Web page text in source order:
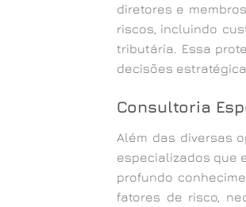
diretores e
riscos, incluindo
tributária. Essa
decisões
Consultoria
Além das diversas
especializados que
profundo
fatores de risco,